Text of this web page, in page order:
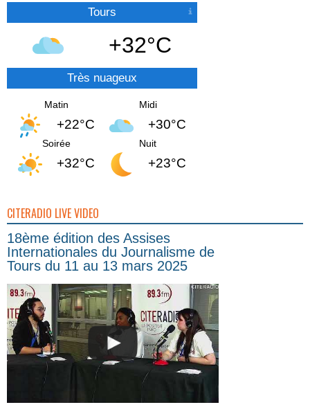
Tours
+32°C
Très nuageux
Matin
+22°C
Midi
+30°C
Soirée
+32°C
Nuit
+23°C
CITERADIO LIVE VIDEO
18ème édition des Assises
Internationales du Journalisme de
Tours du 11 au 13 mars 2025